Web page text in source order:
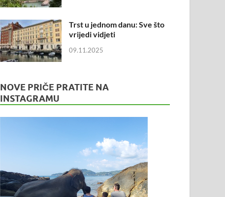
Trst u jednom danu: Sve što
vrijedi vidjeti
09.11.2025
NOVE PRIČE PRATITE NA
INSTAGRAMU